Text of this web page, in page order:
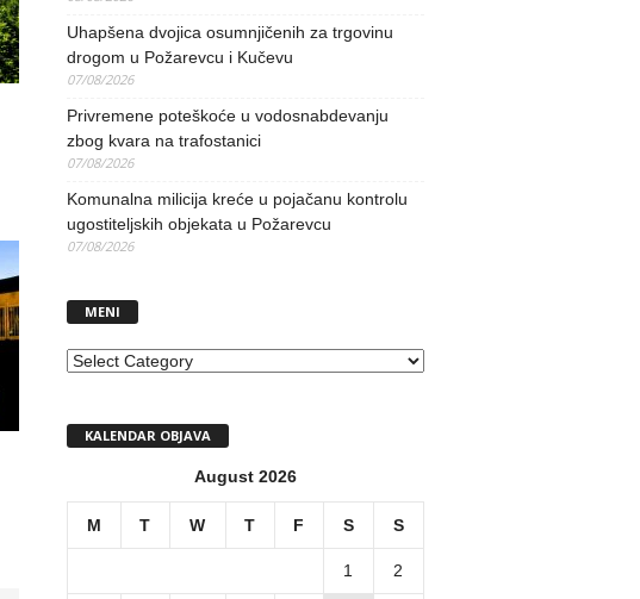
Uhapšena dvojica osumnjičenih za trgovinu
drogom u Požarevcu i Kučevu
07/08/2026
Privremene poteškoće u vodosnabdevanju
zbog kvara na trafostanici
07/08/2026
Komunalna milicija kreće u pojačanu kontrolu
ugostiteljskih objekata u Požarevcu
07/08/2026
MENI
MENI
KALENDAR OBJAVA
August 2026
M T W T F S S
1 2